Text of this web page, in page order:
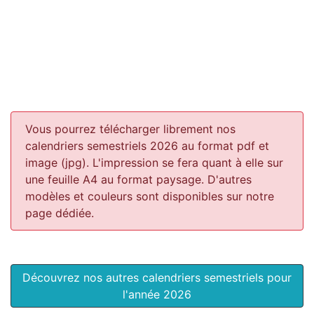
Vous pourrez télécharger librement nos
calendriers semestriels 2026 au format pdf et
image (jpg). L'impression se fera quant à elle sur
une feuille A4 au format paysage. D'autres
modèles et couleurs sont disponibles sur notre
page dédiée.
Découvrez nos autres calendriers semestriels pour
l'année 2026